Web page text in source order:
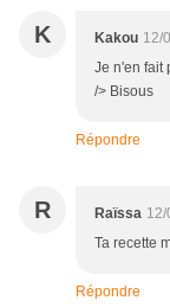
K Kakou 12/
Je n'en fait
/> Bisous
Répondre
R Raïssa
Ta recette
Répondre